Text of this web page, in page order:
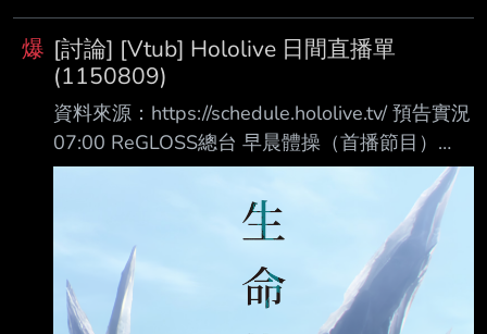
鬥士高潮以外，又改變了什麼嗎？ 一開始真的
超爽，我們好棒棒，難民好可憐我們應該接納包
容。 自我的情緒價值給超好超滿，然後現在就
超慘。 難民不是放進來就好捏。 你還要安置，
就業輔助三小的，這些全都要花你各位的稅金。
下面是GPT統計英國目前公開的 2025–2026 難
民安置制度需要花的金額 英國難民安置經費：
成人第1年： ￡8,520 約
爆 [討論] [Vtub] Hololive 日間直播單
(1150809)
資料來源：https://schedule.hololive.tv/ 預告實況
07:00 ReGLOSS總台 早晨體操（首播節目）
https://www.youtube.com/watch?v=E_2Z0-
https://www.youtube.com/watch?
v=q8vw0Kn1S-c 08:00 鷹嶺ルイ 沙漠大冒險
https://www.youtube.com/watch?
v=ym3PVAyWLH8 Fuwawa & Mococo 佩洛生